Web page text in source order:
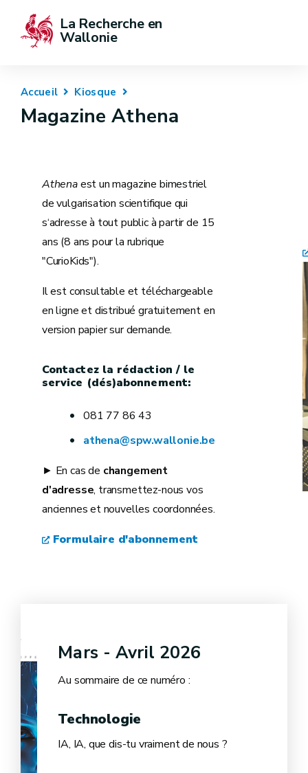
La Recherche en
Wallonie
Accueil Kiosque
Magazine Athena
Athenaest un magazine bimestriel
de vulgarisation scientifique qui
s‘adresse à tout public à partir de 15
ans (8 ans pour la rubrique
"CurioKids").
Il est consultable et téléchargeable
en ligne et distribué gratuitement en
version papier sur demande.
Contactez la rédaction / le
service (dés)abonnement:
081 77 86 43
athena@spw.wallonie.be
► En cas de changement
d'adresse, transmettez-nous vos
anciennes et nouvelles coordonnées.
Formulaire d'abonnement
Mars - Avril 2026
Au sommaire de ce numéro :
Technologie
IA, IA, que dis-tu vraiment de nous ?